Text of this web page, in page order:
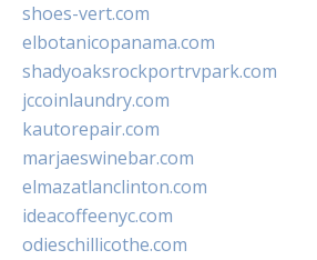
shoes-vert.com
elbotanicopanama.com
shadyoaksrockportrvpark.com
jccoinlaundry.com
kautorepair.com
marjaeswinebar.com
elmazatlanclinton.com
ideacoffeenyc.com
odieschillicothe.com